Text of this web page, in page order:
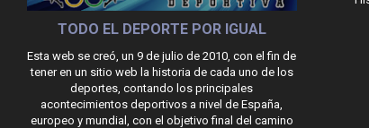
TODO EL DEPORTE POR IGUAL
Esta web se creó, un 9 de julio de 2010, con el fin de
tener en un sitio web la historia de cada uno de los
deportes, contando los principales
acontecimientos deportivos a nivel de España,
europeo y mundial, con el objetivo final del camino